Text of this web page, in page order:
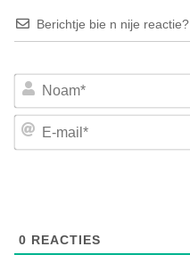
Berichtje bie n nije reactie?
0 REACTIES